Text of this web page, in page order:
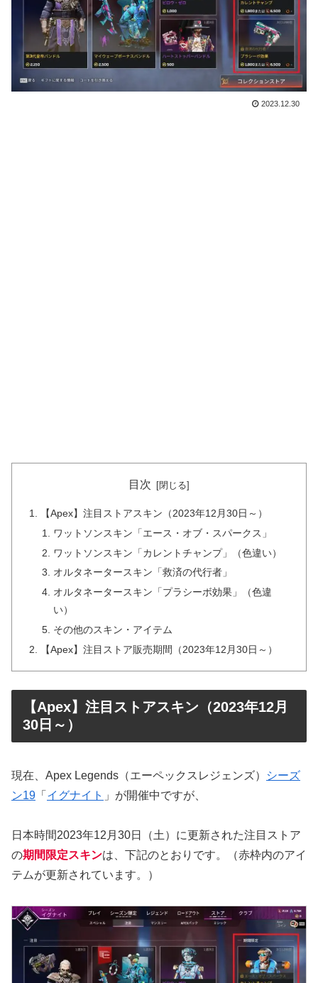
2023.12.30
目次
【Apex】注目ストアスキン（2023年12月30日～）
ワットソンスキン「エース・オブ・スパークス」
ワットソンスキン「カレントチャンプ」（色違い）
オルタネータースキン「救済の代行者」
オルタネータースキン「プラシーボ効果」（色違
い）
その他のスキン・アイテム
【Apex】注目ストア販売期間（2023年12月30日～）
【Apex】注目ストアスキン（2023年12月
30日～）
現在、Apex Legends（エーペックスレジェンズ）
シーズ
ン19 「 イグナイト 」が開催中ですが、
日本時間2023年12月30日（土）に更新された注目ストア
の期間限定スキンは、下記のとおりです。（赤枠内のアイ
テムが更新されています。）